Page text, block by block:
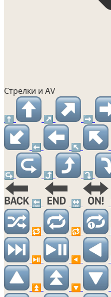
Стрелки и AV
⬆️ ↗️ ➡️
⬅️ ↖️
↪️ ⤴️ ⤵️
🔚 🔛
🔁 🔂
⏯️ ◀️
⏫ 🔽